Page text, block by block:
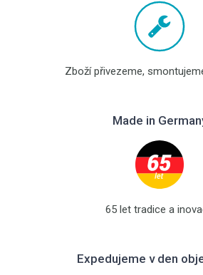
Zboží přivezeme,
Made in
65 let tradice a
Expedujeme v den